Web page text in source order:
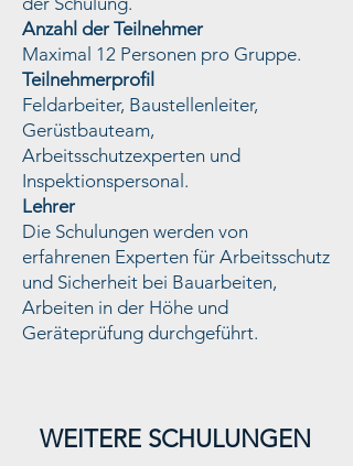
Anzahl der Teilnehmer
Maximal 12 Personen pro Gruppe.
Teilnehmerprofil
Feldarbeiter, Baustellenleiter,
Gerüstbauteam,
Arbeitsschutzexperten und
Inspektionspersonal.
Lehrer
Die Schulungen werden von
erfahrenen Experten für Arbeitsschutz
und Sicherheit bei Bauarbeiten,
Arbeiten in der Höhe und
Geräteprüfung durchgeführt.
WEITERE SCHULUNGEN
Değişim Yönetimi ve SEÇ